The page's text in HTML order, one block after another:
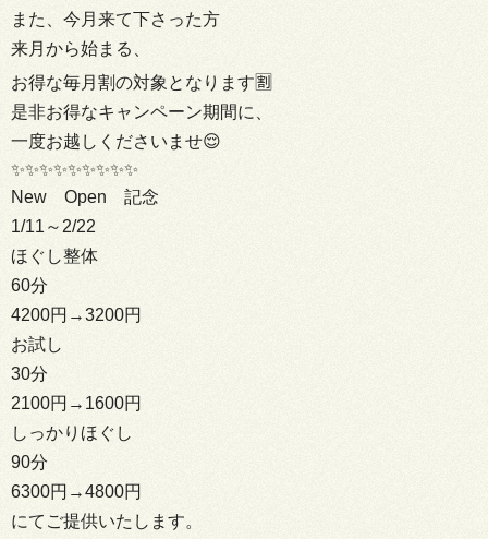
また、今月来て下さった方
来月から始まる、
お得な毎月割の対象となります🈹
是非お得なキャンペーン期間に、
一度お越しくださいませ😌
✨✨✨✨✨✨✨✨✨
New Open 記念
1/11～2/22
ほぐし整体
60分
4200円→3200円
お試し
30分
2100円→1600円
しっかりほぐし
90分
6300円→4800円
にてご提供いたします。